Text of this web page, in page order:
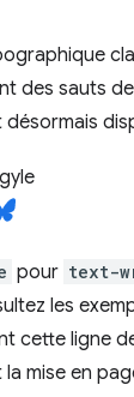
des sauts
pour text-
les
cette ligne
mise en